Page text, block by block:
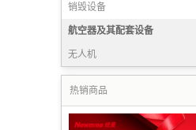
销毁设备
航空器及其配套设备
无人机
热销商品